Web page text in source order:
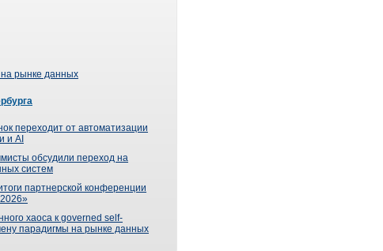
рынке данных
переходит от автоматизации
и AI
обсудили переход на
систем
партнерской конференции
хаоса к governed self-
парадигмы на рынке данных